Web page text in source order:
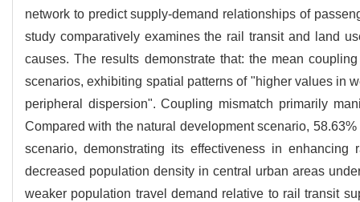
network to predict supply-demand relationships of
study comparatively examines the rail transit and land
causes. The results demonstrate that: the mean
scenarios, exhibiting spatial patterns of "higher values in
peripheral dispersion". Coupling mismatch primarily
Compared with the natural development scenario,
scenario, demonstrating its effectiveness in
decreased population density in central urban areas
weaker population travel demand relative to rail transit